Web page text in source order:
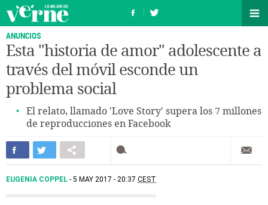
ANUNCIOS
Esta "historia de amor" adolescente a
través del móvil esconde un
problema social
El relato, llamado 'Love Story' supera los 7 millones
de reproducciones en Facebook
EUGENIA COPPEL 5 MAY 2017 - 20:37 CEST